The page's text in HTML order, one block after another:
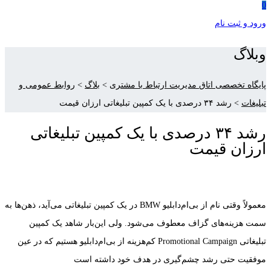
0
ورود و ثبت نام
وبلاگ
پایگاه تخصصی اتاق مدیریت ارتباط با مشتری > بلاگ > روابط عمومی و
تبلیغات > رشد ۳۴ درصدی با یک کمپین تبلیغاتی ارزان قیمت
رشد ۳۴ درصدی با یک کمپین تبلیغاتی
ارزان قیمت
معمولاً وقتی نام از بی‌ام‌دابلیو BMW در یک کمپین تبلیغاتی می‌آید، ذهن‌ها به
سمت هزینه‌های گزاف معطوف می‌شود. ولی این‌بار شاهد یک کمپین
تبلیغاتی Promotional Campaign کم‌هزینه از بی‌ام‌دابلیو هستیم که در عین
موفقیت حتی رشد چشم‌گیری در هدف خود داشته است